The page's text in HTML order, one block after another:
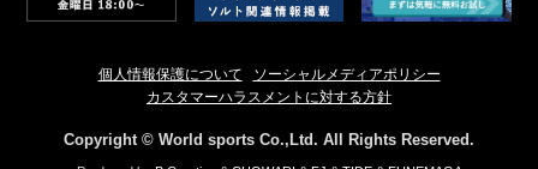
個人情報保護について
ソーシャルメディアポリシー
カスタマーハラスメントに対する方針
Copyright © World sports Co.,Ltd. All Rights Reserved.